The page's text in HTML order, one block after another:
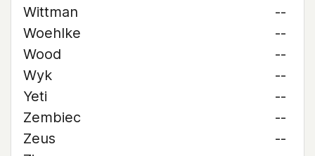
Wittman
--
Woehlke
--
Wood
--
Wyk
--
Yeti
--
Zembiec
--
Zeus
--